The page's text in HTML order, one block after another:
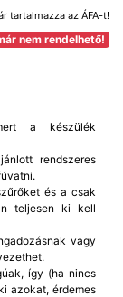
tartalmazza az ÁFA-t!
nem rendelhető!
a készülék
rendszeres
és a csak
teljesen ki kell
vagy
így (ha nincs
azokat, érdemes